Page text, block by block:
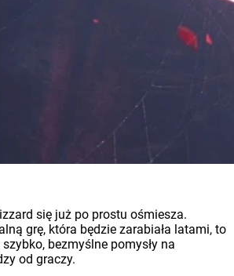
się już po prostu ośmiesza.
grę, która będzie zarabiała latami, to
bezmyślne pomysły na
od graczy.